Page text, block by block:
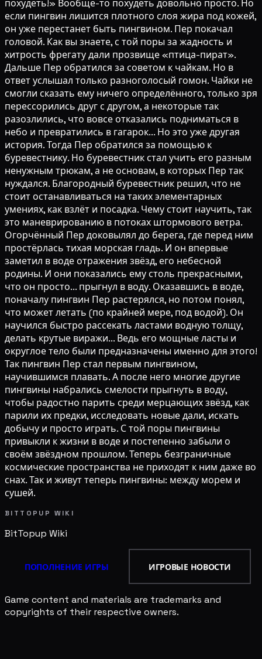
похудеть!» Вообще-то похудеть довольно просто. Но
если пингвин лишится плотного слоя жира под кожей,
он уже перестанет быть пингвином. Пер покачал
головой. Как вы знаете, с той поры за жадность и
хитрость фрегату дали прозвище «птица-пират».
Дальше Пер обратился за советом к чайкам. Но в
ответ услышал только разноголосый гомон. Чайки не
смогли сказать ему ничего определённого, только зря
перессорились друг с другом, а некоторые так
разозлились, что вовсе отказались подниматься в
небо и превратились в гагарок... Но это уже другая
история. Тогда Пер обратился за помощью к
буревестнику. Но буревестник стал учить его разным
ненужным трюкам, а не основам, в которых Пер так
нуждался. Благородный буревестник решил, что не
стоит останавливаться на таких элементарных
умениях, как взлёт и посадка. Чему стоит научить, так
это маневрированию в потоках штормового ветра.
Огорчённый Пер доковылял до берега, где перед ним
простёрлась тихая морская гладь. И он впервые
заметил в воде отражения звёзд, его небесной
родины. И они показались ему столь прекрасными,
что он просто... прыгнул в воду. Оказавшись в воде,
поначалу пингвин Пер растерялся, но потом понял,
что может летать (по крайней мере, под водой). Он
научился быстро рассекать ластами водную толщу,
делать крутые виражи... Ведь его мощные ласты и
округлое тело были предназначены именно для этого!
Так пингвин Пер стал первым пингвином,
научившимся плавать. А после него многие другие
пингвины набрались смелости прыгнуть в воду,
чтобы радостно парить среди мерцающих звёзд, как
парили их предки, исследовать новые дали, искать
добычу и просто играть. С той поры пингвины
привыкли к жизни в воде и постепенно забыли о
своём звёздном прошлом. Теперь безграничные
космические пространства не приходят к ним даже во
снах. Так и живут теперь пингвины: между морем и
сушей.
BITTOPUP WIKI
BitTopup Wiki
ПОПОЛНЕНИЕ ИГРЫ ИГРОВЫЕ НОВОСТИ
Game content and materials are trademarks and
copyrights of their respective owners.